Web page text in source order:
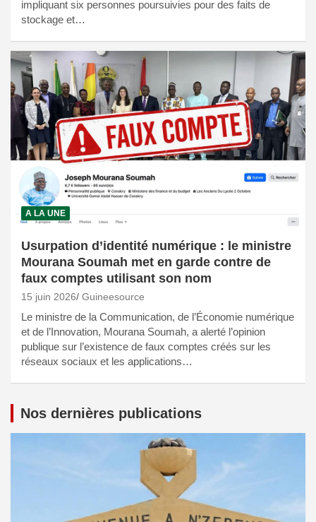
impliquant six personnes poursuivies pour des faits de
stockage et…
A LA UNE
Usurpation d’identité numérique : le ministre
Mourana Soumah met en garde contre de
faux comptes utilisant son nom
15 juin 2026 Guineesource
Le ministre de la Communication, de l’Économie numérique
et de l’Innovation, Mourana Soumah, a alerté l’opinion
publique sur l’existence de faux comptes créés sur les
réseaux sociaux et les applications…
Nos dernières publications